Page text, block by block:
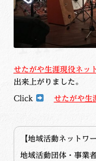
せたがや生涯現役ネッ
出来上がりました。
Click せたがや生
【地域活動ネットワ
地域活動団体・事業